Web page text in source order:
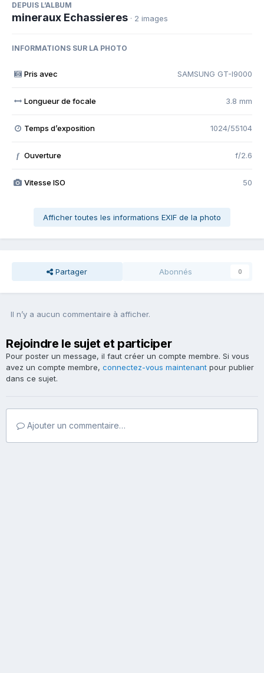
DEPUIS L’ALBUM
mineraux Echassieres · 2 images
INFORMATIONS SUR LA PHOTO
Pris avec SAMSUNG GT-I9000
Longueur de focale 3.8 mm
Temps d’exposition 1024/55104
f Ouverture f/2.6
Vitesse ISO 50
Afficher toutes les informations EXIF de la photo
Partager Abonnés 0
Il n’y a aucun commentaire à afficher.
Rejoindre le sujet et participer
Pour poster un message, il faut créer un compte membre. Si vous
avez un compte membre, connectez-vous maintenant pour publier
dans ce sujet.
Ajouter un commentaire…